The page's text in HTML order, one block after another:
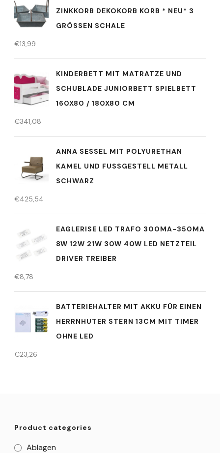
ZINKKORB DEKOKORB KORB * NEU* 3
GRÖSSEN SCHALE
€13,99
KINDERBETT MIT MATRATZE UND
SCHUBLADE JUNIORBETT SPIELBETT
160X80 / 180X80 CM
€341,08
ANNA SESSEL MIT POLYURETHAN
KAMEL UND FUSSGESTELL METALL S
CHWARZ
€425,54
EAGLERISE LED TRAFO 300MA-350MA
8W 12W 21W 30W 40W LED NETZTEIL
DRIVER TREIBER
€8,78
BATTERIEHALTER MIT AKKU FÜR EINEN
HERRNHUTER STERN 13CM MIT TIMER
OHNE LED
€23,26
Product categories
Ablagen